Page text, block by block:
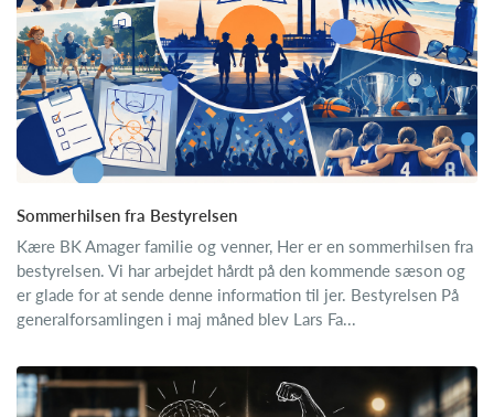
Sommerhilsen fra Bestyrelsen
Kære BK Amager familie og venner, Her er en sommerhilsen fra
bestyrelsen. Vi har arbejdet hårdt på den kommende sæson og
er glade for at sende denne information til jer. Bestyrelsen På
generalforsamlingen i maj måned blev Lars Fa...